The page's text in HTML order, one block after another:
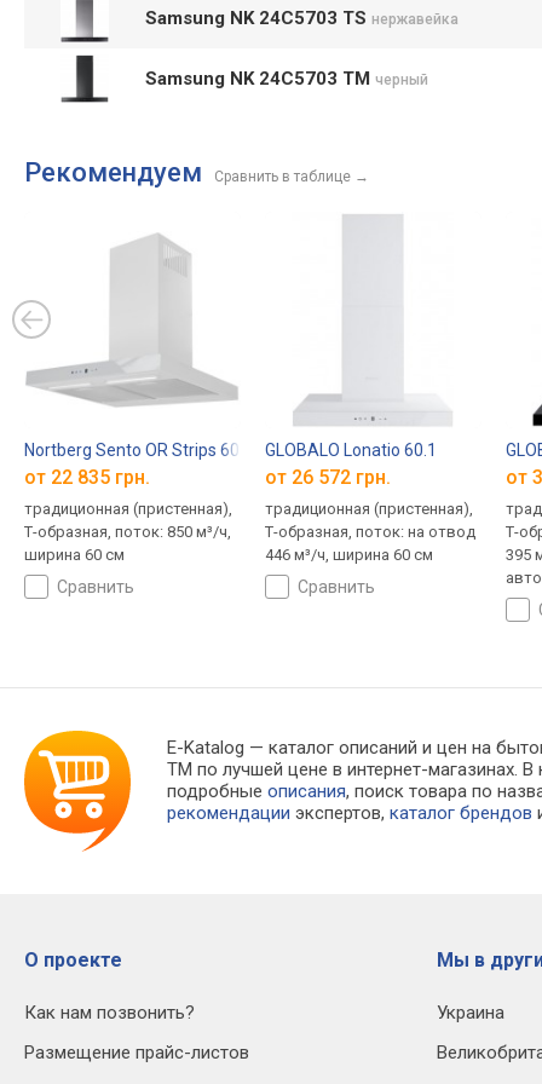
Samsung NK 24C5703 TS нержавейка
Samsung NK 24C5703 TM черный
Рекомендуем Сравнить в таблице →
Nortberg Sento OR Strips 60
от 22 835 грн.
традиционная (пристенная),
Т-образная, поток: 850 м³/ч,
ширина 60 см
сравнить
GLOBALO Lonatio 60.1
от 26 572 грн.
традиционная (пристенная),
Т-образная, поток: на отвод
446 м³/ч, ширина 60 см
сравнить
от
Т-
395
E-Katalog — каталог описаний и цен на
TM по лучшей цене в интернет-
подробныеописания, поиск товара по
рекомендации экспертов,каталог брендов
О проекте
Как нам позвонить?
Размещение прайс-листов
Мы в
Украина